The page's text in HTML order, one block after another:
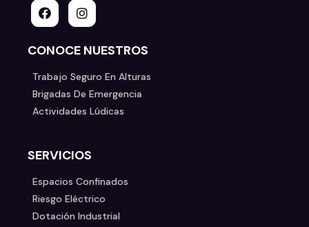
CONOCE NUESTROS
Trabajo Seguro En Alturas
Brigadas De Emergencia
Actividades Lúdicas
SERVICIOS
Espacios Confinados
Riesgo Eléctrico
Dotación Industrial